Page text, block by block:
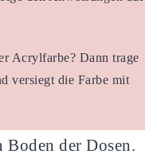
Acrylfarbe? Dann trage
versiegt die Farbe mit
der Dosen.